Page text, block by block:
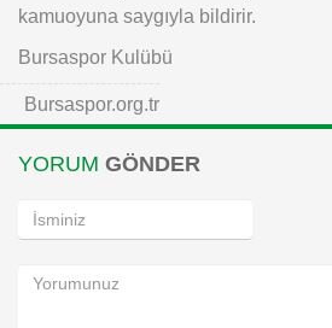
kamuoyuna saygıyla bildirir.
Bursaspor Kulübü
Bursaspor.org.tr
YORUM GÖNDER